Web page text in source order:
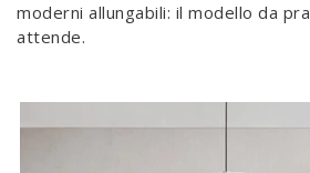
moderni allungabili: il modello da
attende.